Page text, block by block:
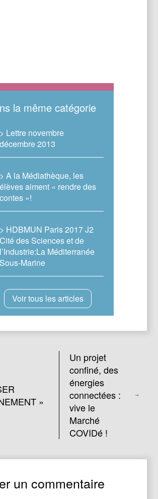
la même catégorie
> Lettre novembre
décembre 2013
> A la Médiathèque, les
élèves aiment « rendre des
contes »!
> HDBMUN Paris 2017 J2
Cité des Sciences et de
l’Industrie:La Méditerranée
Sous-Marine
Voir tous les articles
»
Un projet
confiné, des
énergies
connectées :
vive le
Marché
COVIDé !
un commentaire